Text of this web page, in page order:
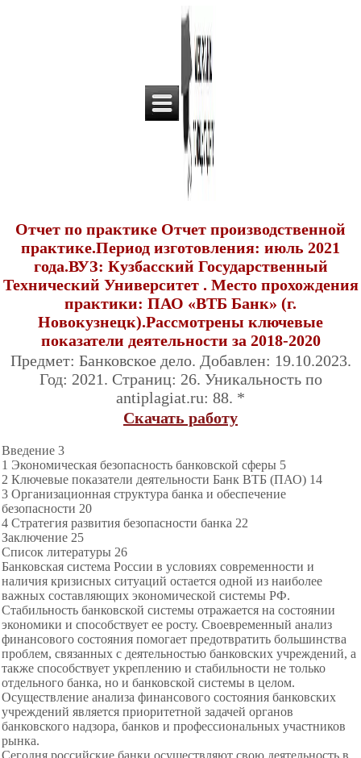
Отчет по практике Отчет производственной
практике.Период изготовления: июль 2021
года.ВУЗ: Кузбасский Государственный
Технический Университет . Место прохождения
практики: ПАО «ВТБ Банк» (г.
Новокузнецк).Рассмотрены ключевые
показатели деятельности за 2018-2020
Предмет: Банковское дело. Добавлен: 19.10.2023.
Год: 2021. Страниц: 26. Уникальность по
antiplagiat.ru: 88. *
Скачать работу
Введение 3
1 Экономическая безопасность банковской сферы 5
2 Ключевые показатели деятельности Банк ВТБ (ПАО) 14
3 Организационная структура банка и обеспечение
безопасности 20
4 Стратегия развития безопасности банка 22
Заключение 25
Список литературы 26
Банковская система России в условиях современности и
наличия кризисных ситуаций остается одной из наиболее
важных составляющих экономической системы РФ.
Стабильность банковской системы отражается на состоянии
экономики и способствует ее росту. Своевременный анализ
финансового состояния помогает предотвратить большинства
проблем, связанных с деятельностью банковских учреждений, а
также способствует укреплению и стабильности не только
отдельного банка, но и банковской системы в целом.
Осуществление анализа финансового состояния банковских
учреждений является приоритетной задачей органов
банковского надзора, банков и профессиональных участников
рынка.
Сегодня российские банки осуществляют свою деятельность в